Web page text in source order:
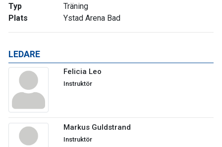
Typ
Träning
Plats
Ystad Arena Bad
LEDARE
Felicia Leo
Instruktör
Markus Guldstrand
Instruktör